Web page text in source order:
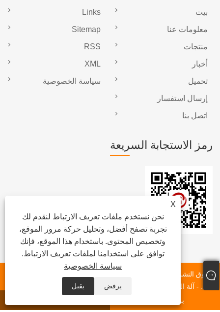
X
نحن نستخدم ملفات تعريف الارتباط لنقدم لك
تجربة تصفح أفضل، وتحليل حركة مرور الموقع،
وتخصيص المحتوى. باستخدام هذا الموقع، فإنك
توافق على استخدامنا لملفات تعريف الارتباط.
سياسة الخصوصية
يرفض يقبل
بيت
معلومات عنا
منتجات
أخبار
تحميل
إرسال استفسار
اتصل بنا
Links
Sitemap
RSS
XML
سياسة الخصوصية
رمز الاستجابة السريعة
Ltd. - آلة الشريط ، آلة الملصقات الأوتوماتيكية ، آلة لصق رول الأفلام -
بريد إلكتروني